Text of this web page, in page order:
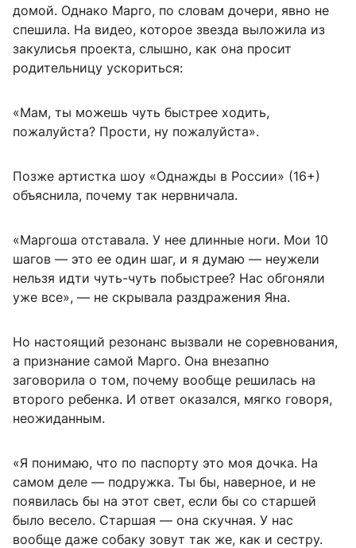
домой. Однако Марго, по словам дочери, явно не
спешила. На видео, которое звезда выложила из
закулисья проекта, слышно, как она просит
родительницу ускориться:
«Мам, ты можешь чуть быстрее ходить,
пожалуйста? Прости, ну пожалуйста».
Позже артистка шоу «Однажды в России» (16+)
объяснила, почему так нервничала.
«Маргоша отставала. У нее длинные ноги. Мои 10
шагов — это ее один шаг, и я думаю — неужели
нельзя идти чуть-чуть побыстрее? Нас обгоняли
уже все», — не скрывала раздражения Яна.
Но настоящий резонанс вызвали не соревнования,
а признание самой Марго. Она внезапно
заговорила о том, почему вообще решилась на
второго ребенка. И ответ оказался, мягко говоря,
неожиданным.
«Я понимаю, что по паспорту это моя дочка. На
самом деле — подружка. Ты бы, наверное, и не
появилась бы на этот свет, если бы со старшей
было весело. Старшая — она скучная. У нас
вообще даже собаку зовут так же, как и сестру.